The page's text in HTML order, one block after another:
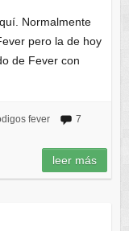
Normalmente
pero la de hoy
de Fever con
fever
7
leer más